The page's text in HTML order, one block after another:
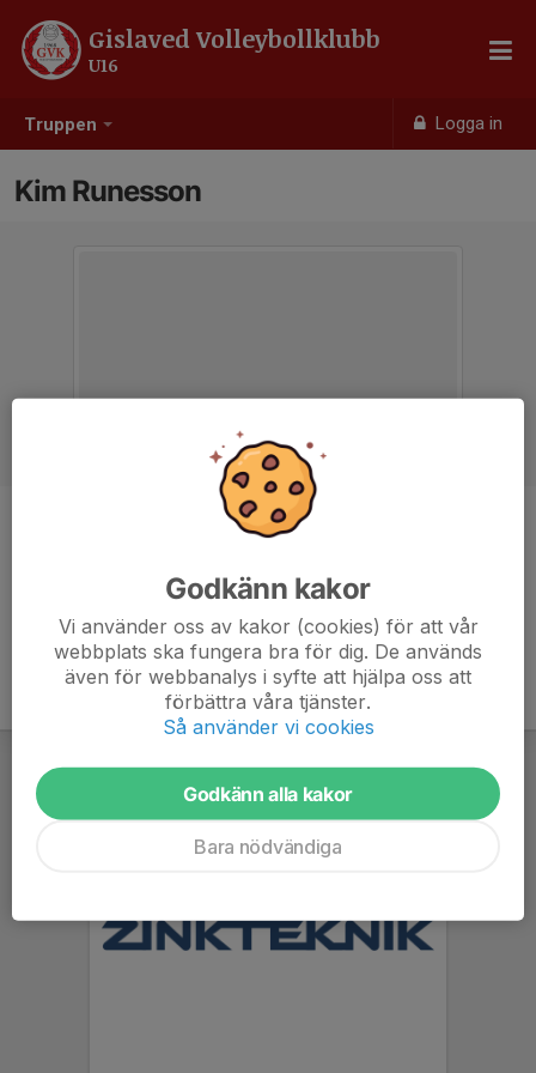
Truppen Logga in
Gislaved Volleybollklubb
U16
Kim Runesson
Tränare & Coach
Godkänn kakor
Vi använder oss av kakor (cookies) för att vår
webbplats ska fungera bra för dig. De används
även för webbanalys i syfte att hjälpa oss att
förbättra våra tjänster.
Så använder vi cookies
Godkänn alla kakor
Bara nödvändiga